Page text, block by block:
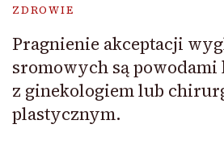
ZDROWIE
Pragnienie akceptacji
sromowych są
z ginekologiem lub
plastycznym.